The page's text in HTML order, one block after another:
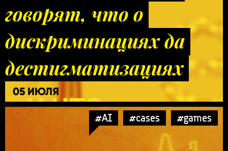
говорят, что о
дискриминациях да
дестигматизациях
05 ИЮЛЯ
#AI #cases #games